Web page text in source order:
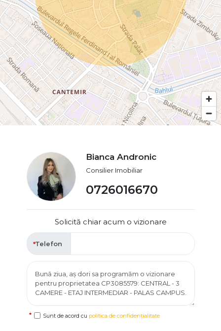
Bianca Andronic
Consilier Imobiliar
0726016670
Solicită chiar acum o vizionare
Telefon
Sunt de acord cu politica de confidențialitate